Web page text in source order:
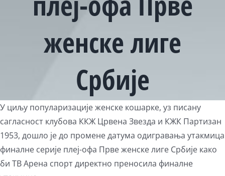
женске лиге
Србије
View
Larger
Image
У циљу популаризације женске кошарке, уз писану
сагласност клубова ККЖ Црвена Звезда и КЖК Партизан
1953, дошло је до промене датума одигравања утакмица
финалне серије плеј-офа Прве женске лиге Србије како
би ТВ Арена спорт директно преносила финалне